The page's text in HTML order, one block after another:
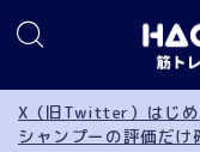
MENU
X（旧Twitter）はじめ
シャンプーの評価だけ